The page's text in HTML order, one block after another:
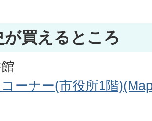
が買えるところ
ーナー(市役所1階